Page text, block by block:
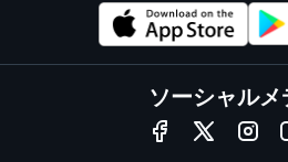
ソーシャルメ